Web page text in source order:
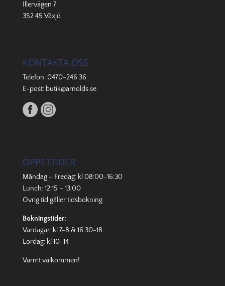
Illervägen 7
352 45 Växjö
KONTAKTA OSS
Telefon:0470-246 36
E-post: butik@arnolds.se
ÖPPETTIDER
Måndag – Fredag: kl 08:00-16:30
Lunch: 12:15 – 13:00
Övrig tid gällertidsbokning.
Bokningstider:
Vardagar: kl 7-8 & 16:30-18
Lördag: kl 10-14
Varmt välkommen!